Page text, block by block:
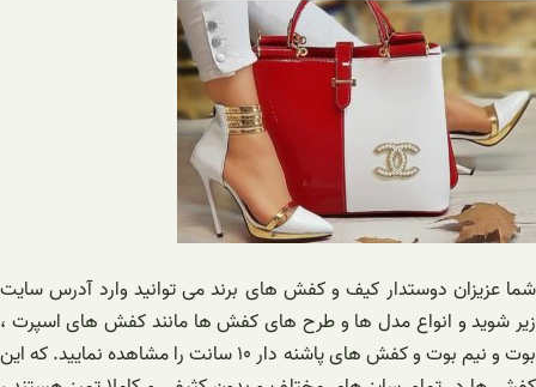
شما عزیزان دوستدار کیف و کفش های برند می توانید وارد آدرس سایت
زیر شوید و انواع مدل ها و طرح های کفش ها مانند کفش های اسپرت ،
بوت و نیم بوت و کفش های پاشنه دار ۱۰ سانت را مشاهده نمایید. که این